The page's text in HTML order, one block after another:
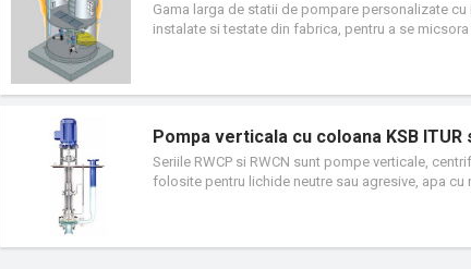
Gama larga de statii de pompare personalizate
instalate si testate din fabrica, pentru a se
Pompa verticala cu coloana KSB
Seriile RWCP si RWCN sunt pompe verticale,
folosite pentru lichide neutre sau agresive, apa cu